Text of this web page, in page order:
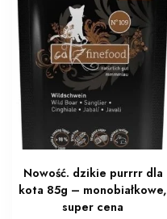
Nowość. dzikie purrrr dla
kota 85g – monobiałkowe,
super cena